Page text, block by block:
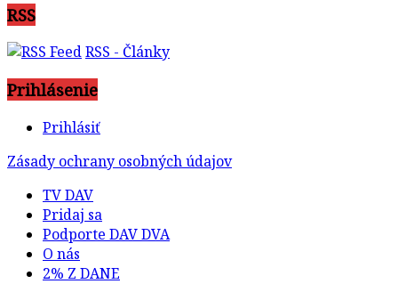
RSS
RSS - Články
Prihlásenie
Prihlásiť
Zásady ochrany osobných údajov
TV DAV
Pridaj sa
Podporte DAV DVA
O nás
2% Z DANE